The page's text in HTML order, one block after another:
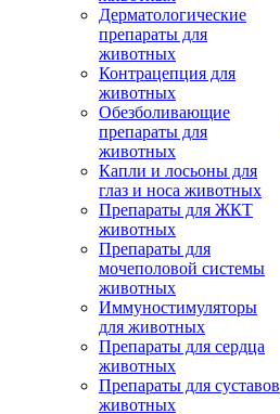
Дерматологические
препараты для
животных
Контрацепция для
животных
Обезболивающие
препараты для
животных
Капли и лосьоны для
глаз и носа животных
Препараты для ЖКТ
животных
Препараты для
мочеполовой системы
животных
Иммуностимуляторы
для животных
Препараты для сердца
животных
Препараты для суставов
животных